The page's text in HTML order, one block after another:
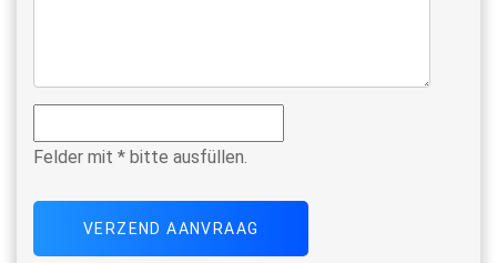
Felder mit * bitte ausfüllen.
VERZEND AANVRAAG